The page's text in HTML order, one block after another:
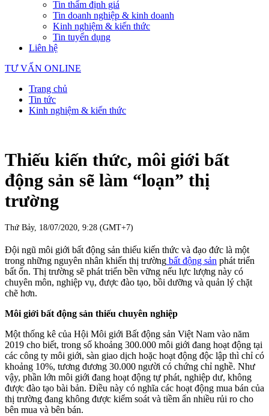
Tin thẩm định giá
Tin doanh nghiệp & kinh doanh
Kinh nghiệm & kiến thức
Tin tuyển dụng
Liên hệ
TƯ VẤN ONLINE
Trang chủ
Tin tức
Kinh nghiệm & kiến thức
Thiếu kiến thức, môi giới bất
động sản sẽ làm “loạn” thị
trường
Thứ Bảy, 18/07/2020, 9:28 (GMT+7)
Đội ngũ môi giới bất động sản thiếu kiến thức và đạo đức là một
trong những nguyên nhân khiến thị trường bất động sản phát triển
bất ổn. Thị trường sẽ phát triển bền vững nếu lực lượng này có
chuyên môn, nghiệp vụ, được đào tạo, bồi dưỡng và quản lý chặt
chẽ hơn.
Môi giới bất động sản thiếu chuyên nghiệp
Một thống kê của Hội Môi giới Bất động sản Việt Nam vào năm
2019 cho biết, trong số khoảng 300.000 môi giới đang hoạt động tại
các công ty môi giới, sàn giao dịch hoặc hoạt động độc lập thì chỉ có
khoảng 10%, tương đương 30.000 người có chứng chỉ nghề. Như
vậy, phần lớn môi giới đang hoạt động tự phát, nghiệp dư, không
được đào tạo bài bản. Điều này có nghĩa các hoạt động mua bán của
thị trường đang không được kiểm soát và tiềm ẩn nhiều rủi ro cho
bên mua và bên bán.